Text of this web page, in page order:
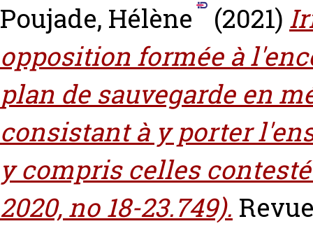
Poujade, Hélène
(2021)
opposition formée à
plan de sauvegarde en
consistant à y porter
y compris celles
2020, no 18-23.749).